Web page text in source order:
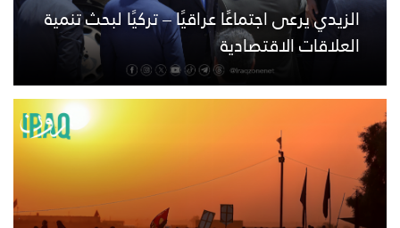
الزيدي يرعى اجتماعًا عراقيًا – تركيًا لبحث تنمية
العلاقات الاقتصادية